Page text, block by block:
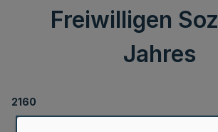
Freiwilligen
Jahres
2160